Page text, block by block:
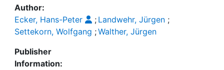
Author:
Ecker, Hans-Peter
; Landwehr, Jürgen ;
Settekorn, Wolfgang ;Walther, Jürgen
Publisher
Information: